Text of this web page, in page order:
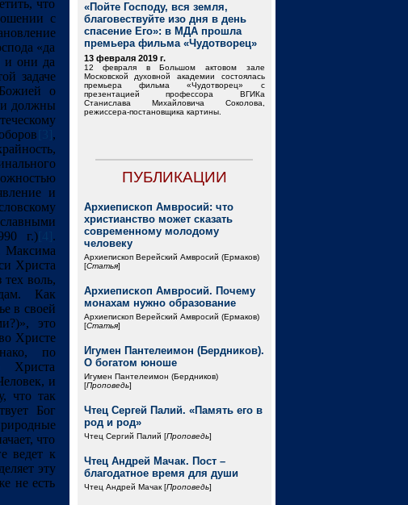
что
с
«да
и они да
задаче
о
должны
,
и
г.)[4] .
Максима
Христа
воль,
Как
в своей
это
Христе
по
Христа
и
что так
Бог
что
ведет к
эту
не есть
«Пойте Господу, вся земля,
благовествуйте изо дня в день
спасение Его»: в МДА прошла
премьера фильма «Чудотворец»
13 февраля 2019 г.
12 февраля в Большом актовом зале
Московской духовной академии состоялась
премьера фильма «Чудотворец» с
презентацией профессора ВГИКа
Станислава Михайловича Соколова,
режиссера-постановщика картины.
ПУБЛИКАЦИИ
Архиепископ Амвросий: что
христианство может сказать
современному молодому
человеку
Архиепископ Верейский Амвросий (Ермаков)
[Статья]
Архиепископ Амвросий. Почему
монахам нужно образование
Архиепископ Верейский Амвросий (Ермаков)
[Статья]
Игумен Пантелеимон (Бердников).
О богатом юноше
Игумен Пантелеимон (Бердников)
[Проповедь]
Чтец Сергей Палий. «Память его в
род и род»
Чтец Сергий Палий [Проповедь]
Чтец Андрей Мачак. Пост –
благодатное время для души
Чтец Андрей Мачак [Проповедь]